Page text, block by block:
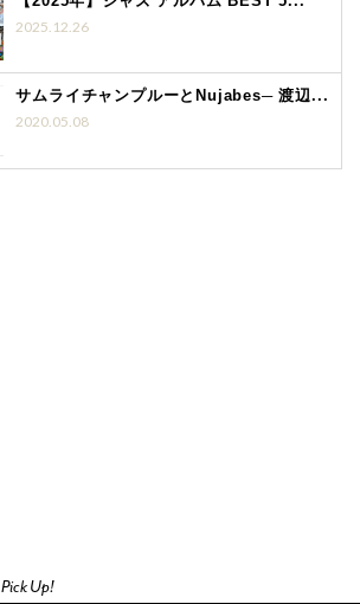
2025.12.26
サムライチャンプルーとNujabes─ 渡辺...
2020.05.08
Pick Up!